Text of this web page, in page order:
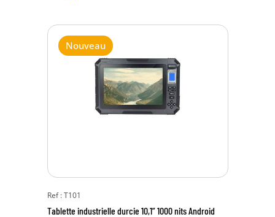
Nouveau
Ref : T101
Tablette industrielle durcie 10,1” 1000 nits Android